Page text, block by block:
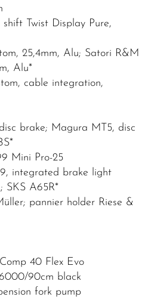
Twist Display Pure,
25,4mm, Alu; Satori R&M
Alu*
cable integration,
brake; Magura MT5, disc
Mini Pro-25
integrated brake light
SKS A65R*
pannier holder Riese &
40 Flex Evo
90cm black
fork pump